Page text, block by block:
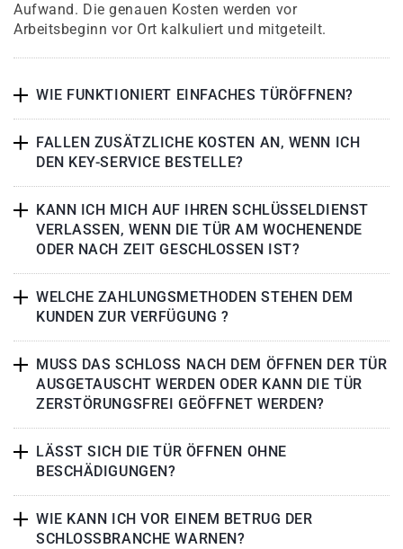
Aufwand. Die genauen Kosten werden vor
Arbeitsbeginn vor Ort kalkuliert und mitgeteilt.
WIE FUNKTIONIERT EINFACHES TÜRÖFFNEN?
FALLEN ZUSÄTZLICHE KOSTEN AN, WENN ICH
DEN KEY-SERVICE BESTELLE?
KANN ICH MICH AUF IHREN SCHLÜSSELDIENST
VERLASSEN, WENN DIE TÜR AM WOCHENENDE
ODER NACH ZEIT GESCHLOSSEN IST?
WELCHE ZAHLUNGSMETHODEN STEHEN DEM
KUNDEN ZUR VERFÜGUNG ?
MUSS DAS SCHLOSS NACH DEM ÖFFNEN DER TÜR
AUSGETAUSCHT WERDEN ODER KANN DIE TÜR
ZERSTÖRUNGSFREI GEÖFFNET WERDEN?
LÄSST SICH DIE TÜR ÖFFNEN OHNE
BESCHÄDIGUNGEN?
WIE KANN ICH VOR EINEM BETRUG DER
SCHLOSSBRANCHE WARNEN?